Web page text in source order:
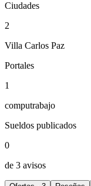
Ciudades
2
Villa Carlos Paz
Portales
1
computrabajo
Sueldos publicados
0
de 3 avisos